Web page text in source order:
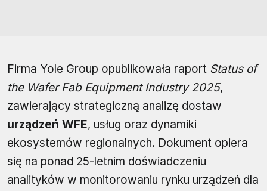
Firma Yole Group opublikowała raport Status of
the Wafer Fab Equipment Industry 2025,
zawierający strategiczną analizę dostaw
urządzeń WFE, usług oraz dynamiki
ekosystemów regionalnych. Dokument opiera
się na ponad 25-letnim doświadczeniu
analityków w monitorowaniu rynku urządzeń dla